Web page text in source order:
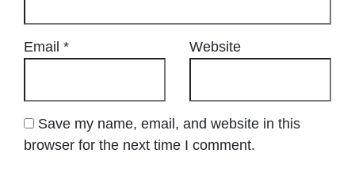
Email * Website
Save my name, email, and website in this
browser for the next time I comment.